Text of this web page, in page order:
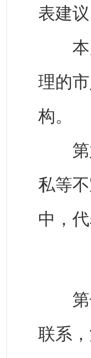
表建
本办
理的
构。
第六
私等
中，
第七
联系